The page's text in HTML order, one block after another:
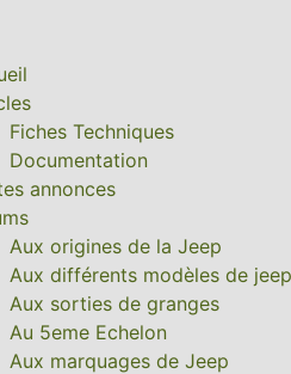
Fiches Techniques
Documentation
annonces
Aux origines de la Jeep
Aux différents modèles de
Aux sorties de granges
Au 5eme Echelon
Aux marquages de Jeep